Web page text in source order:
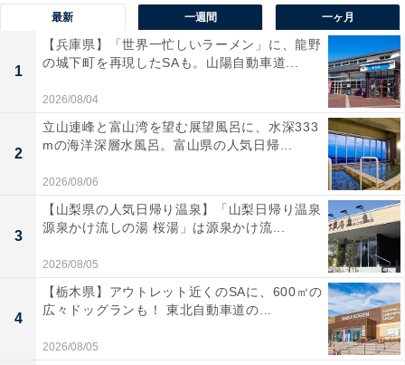
最新 一週間 一ヶ月
1
【兵庫県】「世界一忙しいラーメン」に、龍野
の城下町を再現したSAも。山陽自動車道...
2026/08/04
2
立山連峰と富山湾を望む展望風呂に、水深333
mの海洋深層水風呂。富山県の人気日帰...
2026/08/06
3
【山梨県の人気日帰り温泉】「山梨日帰り温泉
源泉かけ流しの湯 桜湯」は源泉かけ流...
2026/08/05
4
【栃木県】アウトレット近くのSAに、600㎡の
広々ドッグランも！ 東北自動車道の...
2026/08/05